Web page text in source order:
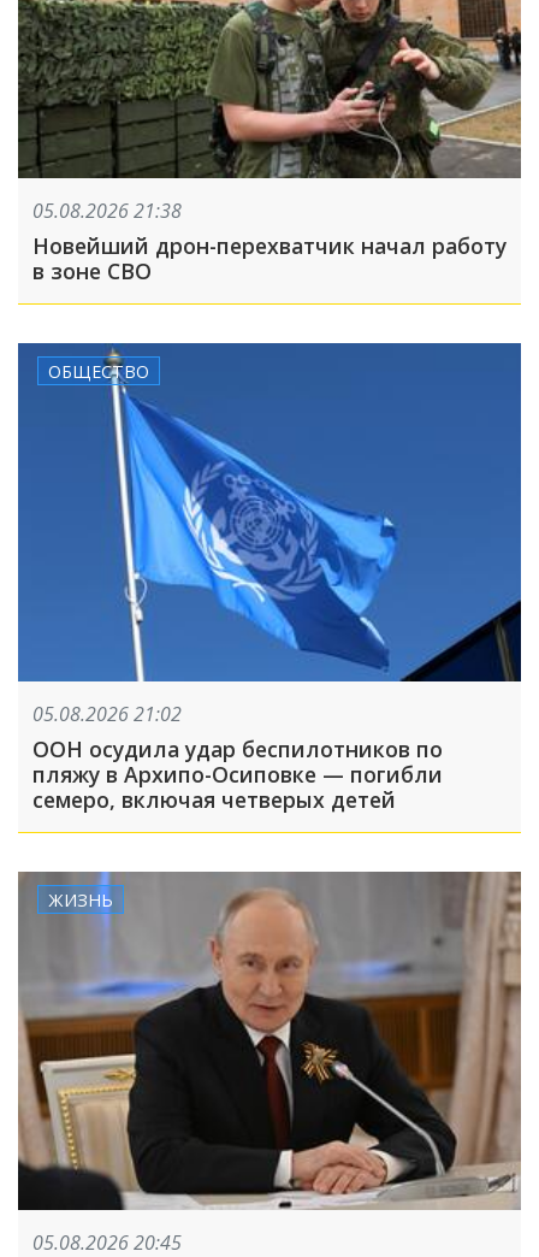
05.08.2026 21:38
Новейший дрон-перехватчик начал работу
в зоне СВО
ОБЩЕСТВО
05.08.2026 21:02
ООН осудила удар беспилотников по
пляжу в Архипо-Осиповке — погибли
семеро, включая четверых детей
ЖИЗНЬ
05.08.2026 20:45